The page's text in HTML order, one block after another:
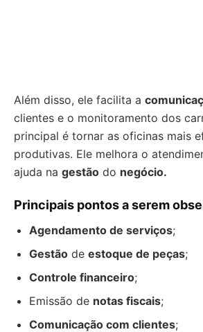
Além disso, ele facilita a
clientes e o monitoramento dos
principal é tornar as oficinas mais
produtivas. Ele melhora o
ajuda na gestão do negócio.
Principais pontos a serem
Agendamento de serviços;
Gestão de estoque de peças;
Controle financeiro;
Emissão de notas fiscais;
Comunicação com clientes;